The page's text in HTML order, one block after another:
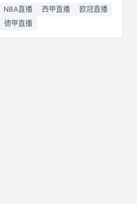
NBA直播 西甲直播
欧冠直播
德甲直播